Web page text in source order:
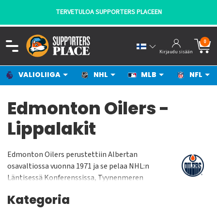
TERVETULOA SUPPORTERS PLACEEN
Kirjaudu sisään
0
VALIOLIIGA NHL MLB NFL
Edmonton Oilers -
Lippalakit
Edmonton Oilers perustettiin Albertan
osavaltiossa vuonna 1971 ja se pelaa NHL:n
Läntisessä Konferenssissa, Tyynenmeren
Placessa jonka yleisökapasiteetti on n. 18 000
Kategoria